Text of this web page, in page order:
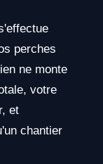
perches
ne monte
votre
et
chantier